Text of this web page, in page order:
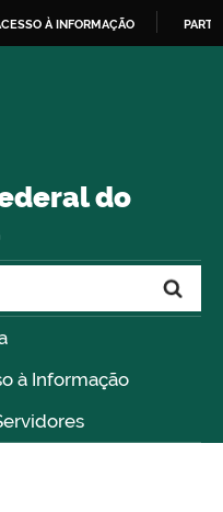
À INFORMAÇÃO
do
à Informação